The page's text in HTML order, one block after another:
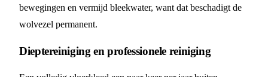
bewegingen en vermijd bleekwater, want dat beschadigt de
wolvezel permanent.
Dieptereiniging en professionele reiniging